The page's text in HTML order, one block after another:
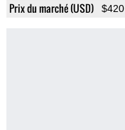
Prix du marché (USD) $420